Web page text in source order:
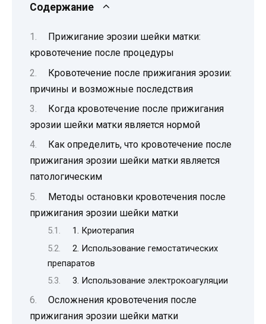
Содержание
Прижигание эрозии шейки матки:
кровотечение после процедуры
Кровотечение после прижигания эрозии:
причины и возможные последствия
Когда кровотечение после прижигания
эрозии шейки матки является нормой
Как определить, что кровотечение после
прижигания эрозии шейки матки является
патологическим
Методы остановки кровотечения после
прижигания эрозии шейки матки
1. Криотерапия
2. Использование гемостатических
препаратов
3. Использование электрокоагуляции
Осложнения кровотечения после
прижигания эрозии шейки матки